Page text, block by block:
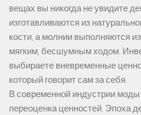
вещах вы никогда не увидите
изготавливаются из
кости, а молнии выполняются
мягким, бесшумным ходом.
выбираете вневременные
который говорит сам за себя.
В современной индустрии
переоценка ценностей. Эпоха